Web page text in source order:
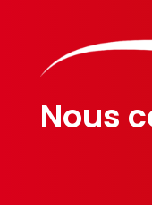
Nous